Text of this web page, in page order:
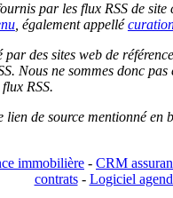
par les flux RSS de
, également appellé
des sites web de
Nous ne sommes donc
RSS.
de source mentionné
immobilière - CRM
contrats- Logiciel